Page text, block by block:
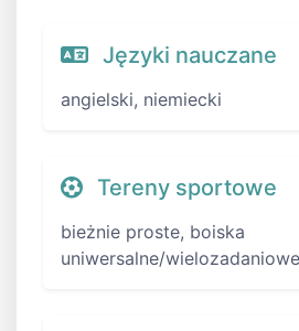
Języki nauczane
angielski, niemiecki
Tereny sportowe
bieżnie proste, boiska
uniwersalne/wielozadaniowe